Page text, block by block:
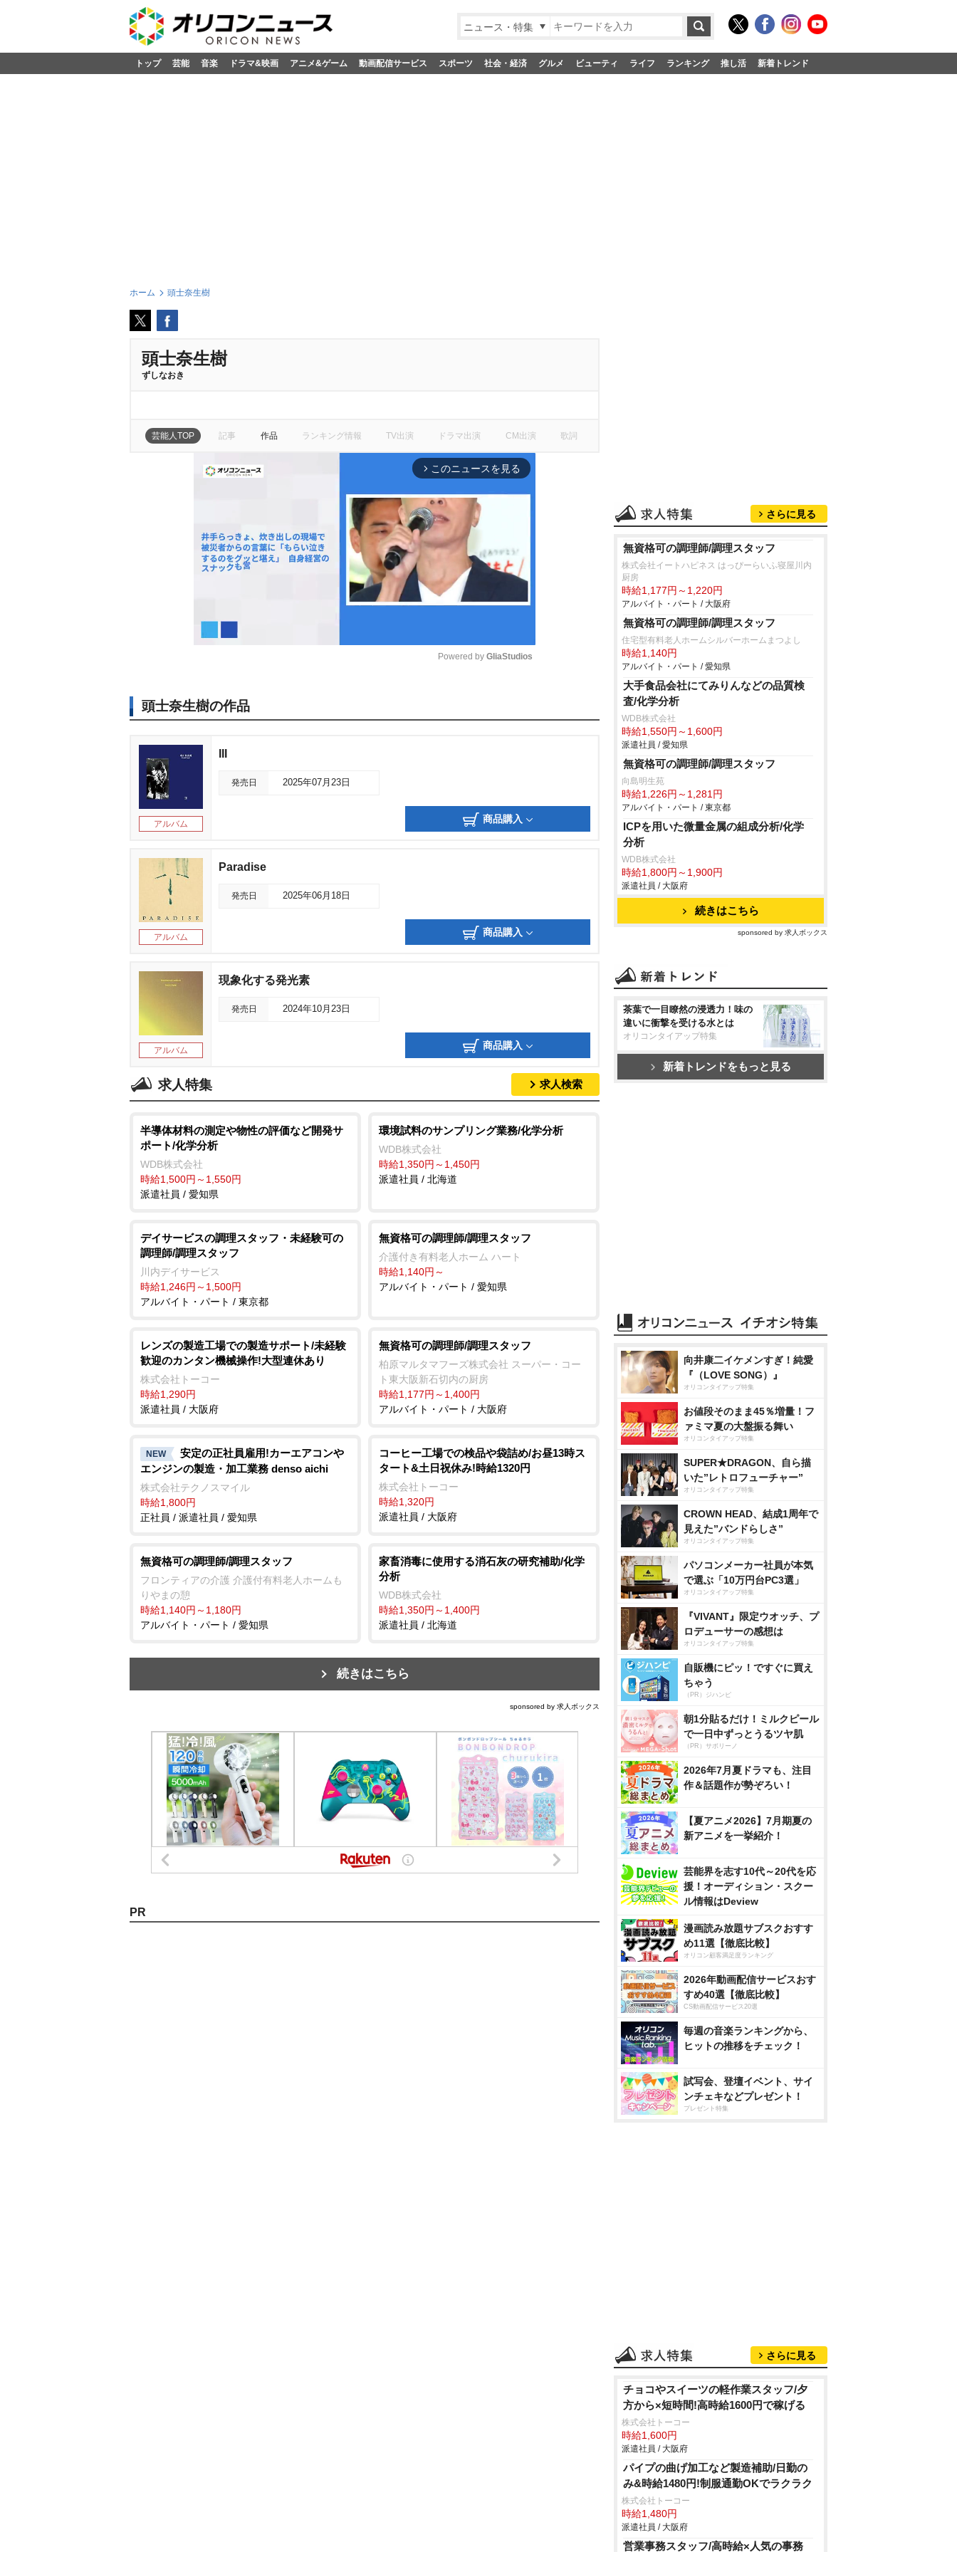
ニュース・特集
トップ 芸能 音楽 ドラマ&映画 アニメ&ゲーム 動画配信サービス スポーツ 社会・経済 グルメ ビューティ ライフ ランキング 推し活 新着トレンド
ホーム 頭士奈生樹
頭士奈生樹
ずしなおき
芸能人TOP 記事 作品 ランキング情報 TV出演 ドラマ出演 CM出演 歌詞
arrow_forward_ios このニュースを見る
u
Powered by GliaStudios
頭士奈生樹の作品
アルバム
発売日 2025年07月23日
商品購入
アルバム
Paradise
発売日 2025年06月18日
商品購入
アルバム
現象化する発光素
発売日 2024年10月23日
商品購入
求人特集 求人検索
半導体材料の測定や物性の評価など開発サ
ポート/化学分析
WDB株式会社
時給1,500円～1,550円
派遣社員 / 愛知県
環境試料のサンプリング業務/化学分析
WDB株式会社
時給1,350円～1,450円
派遣社員 / 北海道
デイサービスの調理スタッフ・未経験可の
調理師/調理スタッフ
川内デイサービス
時給1,246円～1,500円
アルバイト・パート / 東京都
無資格可の調理師/調理スタッフ
介護付き有料老人ホーム ハート
時給1,140円～
アルバイト・パート / 愛知県
レンズの製造工場での製造サポート/未経験
歓迎のカンタン機械操作!大型連休あり
株式会社トーコー
時給1,290円
派遣社員 / 大阪府
無資格可の調理師/調理スタッフ
柏原マルタマフーズ株式会社 スーパー・コー
ト東大阪新石切内の厨房
時給1,177円～1,400円
アルバイト・パート / 大阪府
NEW
安定の正社員雇用!カーエアコン
エンジンの製造・加工業務 denso aichi
株式会社テクノスマイル
時給1,800円
正社員 / 派遣社員 / 愛知県
コーヒー工場での検品や袋詰め/お昼13時ス
タート&土日祝休み!時給1320円
株式会社トーコー
時給1,320円
派遣社員 / 大阪府
無資格可の調理師/調理スタッフ
フロンティアの介護 介護付有料老人ホームも
りやまの憩
時給1,140円～1,180円
アルバイト・パート / 愛知県
家畜消毒に使用する消石灰の研究補助/化学
分析
WDB株式会社
時給1,350円～1,400円
派遣社員 / 北海道
続きはこちら
sponsored by 求人ボックス
PR
さらに見る
無資格可の調理師/調理スタッフ
株式会社イートハピネス はっぴーらいふ寝屋川内
厨房
時給1,177円～1,220円
アルバイト・パート / 大阪府
無資格可の調理師/調理スタッフ
住宅型有料老人ホームシルバーホームまつよし
時給1,140円
アルバイト・パート / 愛知県
大手食品会社にてみりんなどの品質検
査/化学分析
WDB株式会社
時給1,550円～1,600円
派遣社員 / 愛知県
無資格可の調理師/調理スタッフ
向島明生苑
時給1,226円～1,281円
アルバイト・パート / 東京都
ICPを用いた微量金属の組成分析/化学
分析
WDB株式会社
時給1,800円～1,900円
派遣社員 / 大阪府
続きはこちら
sponsored by 求人ボックス
茶葉で一目瞭然の浸透力！味の
違いに衝撃を受ける水とは
オリコンタイアップ特集
新着トレンドをもっと見る
向井康二イケメンすぎ！純愛
『（LOVE SONG）』
オリコンタイアップ特集
お値段そのまま45％増量！フ
ァミマ夏の大盤振る舞い
オリコンタイアップ特集
SUPER★DRAGON、自ら描
いた”レトロフューチャー”
オリコンタイアップ特集
CROWN HEAD、結成1周年で
見えた”バンドらしさ”
オリコンタイアップ特集
パソコンメーカー社員が本気
で選ぶ「10万円台PC3選」
オリコンタイアップ特集
『VIVANT』限定ウオッチ、プ
ロデューサーの感想は
オリコンタイアップ特集
自販機にピッ！ですぐに買え
ちゃう
（PR）ジハンピ
朝1分貼るだけ！ミルクピール
で一日中ずっとうるツヤ肌
（PR）サボリーノ
2026年7月夏ドラマも、注目
作＆話題作が勢ぞろい！
【夏アニメ2026】7月期夏の
新アニメを一挙紹介！
芸能界を志す10代～20代を応
援！オーディション・スクー
ル情報はDeview
漫画読み放題サブスクおすす
め11選【徹底比較】
オリコン顧客満足度ランキング
2026年動画配信サービスおす
すめ40選【徹底比較】
CS動画配信サービス20選
毎週の音楽ランキングから、
ヒットの推移をチェック！
試写会、登壇イベント、サイ
ンチェキなどプレゼント！
プレゼント特集
さらに見る
チョコやスイーツの軽作業スタッフ/夕
方から×短時間!高時給1600円で稼げる
株式会社トーコー
時給1,600円
派遣社員 / 大阪府
パイプの曲げ加工など製造補助/日勤の
み&時給1480円!制服通勤OKでラクラク
株式会社トーコー
時給1,480円
派遣社員 / 大阪府
営業事務スタッフ/高時給×人気の事務